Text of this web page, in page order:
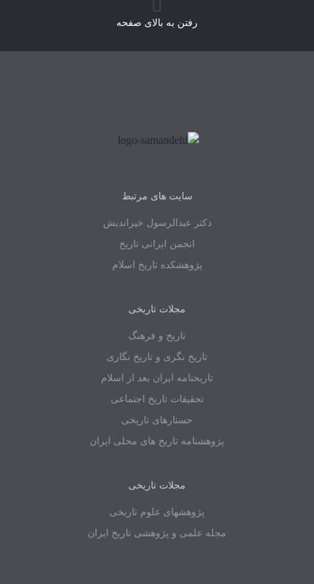
رفتن به بالای صفحه
سایت های مرتبط
دکتر عبدالرسول خیراندیش
انجمن ایرانی تاریخ
پژوهشکده تاریخ اسلام
مجلات تاریخی
تاریخ و فرهنگ
تاریخ نگری و تاریخ نگاری
تاریخنامه ایران بعد از اسلام
تحقیقات تاریخ اجتماعی
جستارهای تاریخی
پژوهشنامه تاریخ های محلی ایران
مجلات تاریخی
پژوهشهای علوم تاریخی
مجله علمی و پژوهشی تاریخ ایران